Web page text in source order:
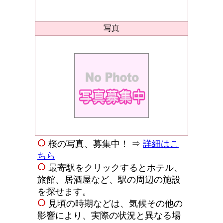
写真
桜の写真、募集中！ ⇒ 詳細はこ
ちら
最寄駅をクリックするとホテル、
旅館、居酒屋など、駅の周辺の施設
を探せます。
見頃の時期などは、気候その他の
影響により、実際の状況と異なる場